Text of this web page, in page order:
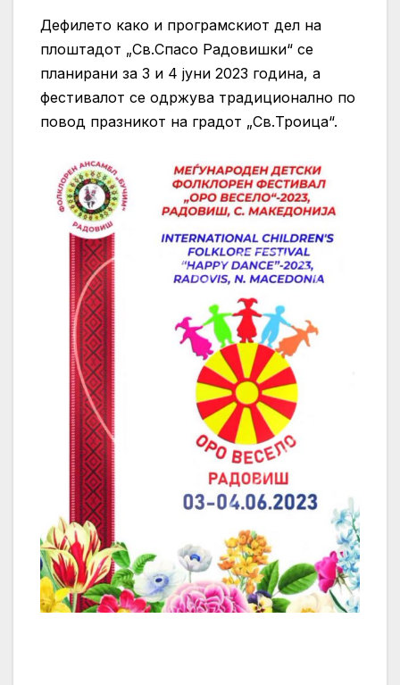
Дефилето како и програмскиот дел на
плоштадот „Св.Спасо Радовишки“ се
планирани за 3 и 4 јуни 2023 година, а
фестивалот се одржува традиционално по
повод празникот на градот „Св.Троица“.